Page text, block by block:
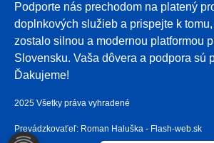
Podporte nás prechodom na platený
doplnkových služieb a prispejte k
zostalo silnou a modernou platformou
Slovensku. Vaša dôvera a podpora sú
Ďakujeme!
2025 Všetky práva vyhradené
Prevádzkovaťeľ: Roman Haluška - Flash-web.sk